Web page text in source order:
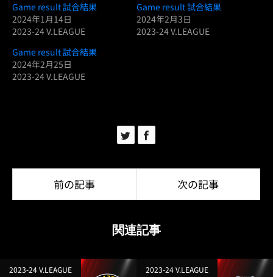
Game result 試合結果
2024年1月14日
2023-24 V.LEAGUE
Game result 試合結果
2024年2月3日
2023-24 V.LEAGUE
Game result 試合結果
2024年2月25日
2023-24 V.LEAGUE
前の記事 次の記事
関連記事
2023-24 V.LEAGUE 2023-24 V.LEAGUE